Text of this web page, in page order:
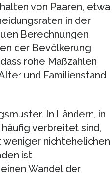
von Paaren, etwa
in der
Berechnungen
der Bevölkerung
rohe Maßzahlen
und Familienstand
In Ländern, in
verbreitet sind,
weniger nichtehelichen
ist
Wandel der